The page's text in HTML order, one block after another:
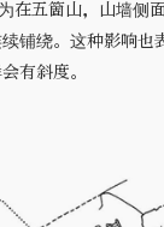
在五箇山，山墙侧
铺绕。这种影响也
有斜度。